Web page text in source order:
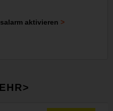
aktivieren